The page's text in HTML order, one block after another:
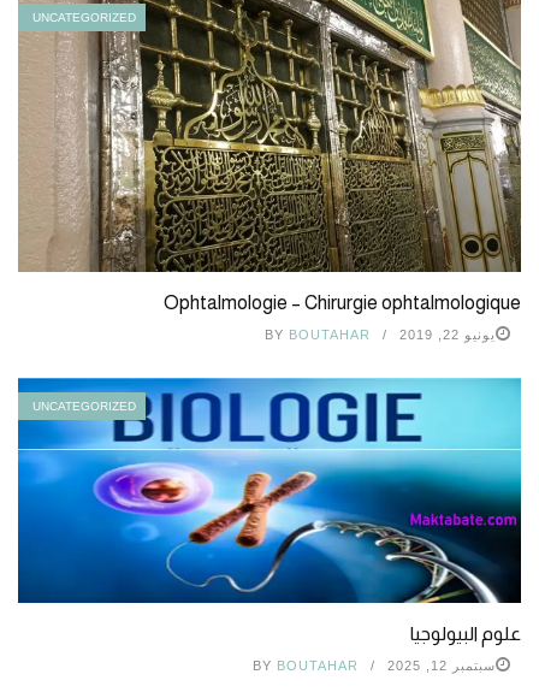
UNCATEGORIZED
Ophtalmologie – Chirurgie ophtalmologique
يونيو 22, 2019 BY BOUTAHAR
UNCATEGORIZED
علوم البيولوجيا
سبتمبر 12, 2025 BY BOUTAHAR